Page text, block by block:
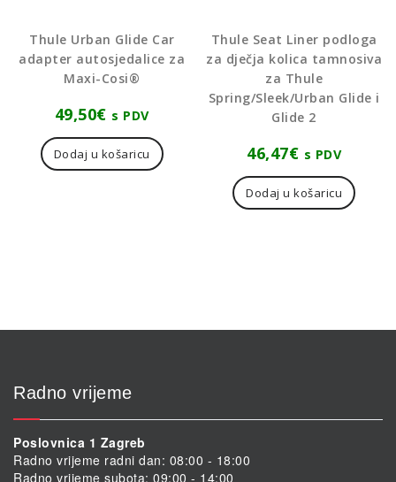
Thule Urban Glide Car
adapter autosjedalice za
Maxi-Cosi®
49,50€ s PDV
Dodaj u košaricu
Thule Seat Liner podloga
za dječja kolica tamnosiva
za Thule
Spring/Sleek/Urban Glide i
Glide 2
46,47€ s PDV
Dodaj u košaricu
Radno vrijeme
Poslovnica 1 Zagreb
Radno vrijeme radni dan: 08:00 - 18:00
Radno vrijeme subota: 09:00 - 14:00